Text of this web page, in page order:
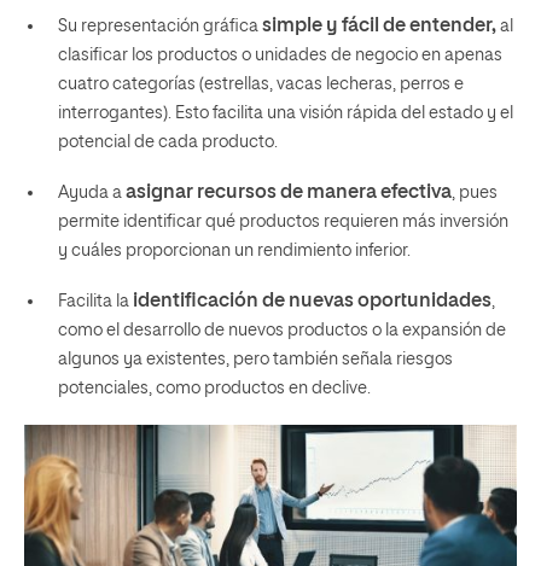
Su representación gráfica simple y fácil de entender,al
clasificar los productos o unidades de negocio en apenas
cuatro categorías (estrellas, vacas lecheras, perros e
interrogantes). Esto facilita una visión rápida del estado y el
potencial de cada producto.
Ayuda aasignar recursos de manera efectiva, pues
permite identificar qué productos requieren más inversión
y cuáles proporcionan un rendimiento inferior.
Facilita laidentificación de nuevas oportunidades,
como el desarrollo de nuevos productos o la expansión de
algunos ya existentes, pero también señala riesgos
potenciales, como productos en declive.